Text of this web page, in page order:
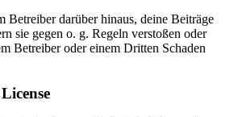
Betreiber darüber hinaus, deine Beiträge
sie gegen o. g. Regeln verstoßen oder
Betreiber oder einem Dritten Schaden